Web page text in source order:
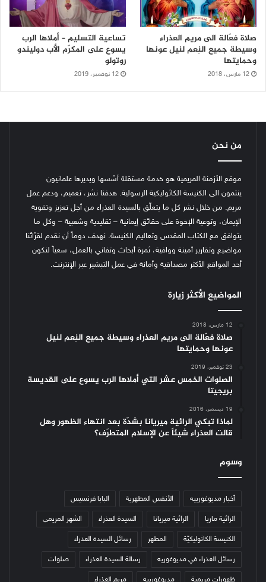
صلاة فعّالة الى مريم العذراء
وسيطة جميع النِعم لنيل عونها
وحمايتها
12 مارس، 2018
تساعية التسليم – أملاها الرب
يسوع على المكرّم الأب دوليندو
روتولو
12 نوفمبر، 2019
من نحن
موقع الأزمنة المريمية هو خدمة مستقلة أسّسها ويديرها علمانيون
ينتمون الى الكنيسة الكاثوليكية الرسولية. هدفنا نشر، تعميم، ودعم عمل
مريم. من خلال نشر كل ما يتعلّق بالسيدة العذراء من أجل تعزيز وتقوية
الإيمان، وتوعية الإخوة على حقائق إيمانية – تقليدية وشعبية – وكل ما
يتوافق مع الكتاب المقدس وتعاليم الكنيسة. نهدف دوماً أن نقدم لقرّائنا
مواضيع وتقارير أمينة ووافية، ثمرة أبحاث وتفاني بالعمل، سعياً لنكون
أحد المواقع الأكثر مصداقية وأمانة في عمل التبشير عبر الإنترنت.
المواضيع الأكثر زيارة
12 مارس، 2018
صلاة فعّالة الى مريم العذراء وسيطة جميع النِعم لنيل
عونها وحمايتها
23 نوفمبر، 2019
الصلوات الخمس عشر التي أملاها الرب يسوع على القديسة
بريجيتا
19 ديسمبر، 2016
لماذا تبكي الرائية ميريانا بشدّة بعد انتهاء الظهور وهل
قالت العذراء شيئاً عن الإسلام المتطرّف؟
وسوم
أخبار مديوغورييه الأنفس المطهرية البابا فرنسيس
الرائية ماريا الرائية ميريانا السيدة العذراء الشهر المريمي
الكنيسة الكاثوليكيّة المطهر رسائل السيدة العذراء
رسائل العذراء في مديوغوريه رسالة السيدة العذراء صلوات
ظهورات مريمية مديوغورييه مريم العذراء